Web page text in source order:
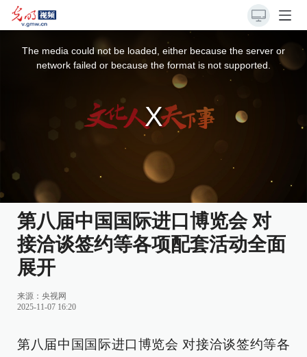
The media could not be loaded, either because the server or
network failed or because the format is not supported.
第八届中国国际进口博览会 对
接洽谈签约等各项配套活动全面
展开
来源： 央视网
2025-11-07 16:20
第八届中国国际进口博览会 对接洽谈签约等各